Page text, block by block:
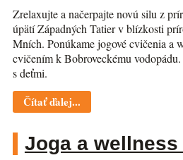
Zrelaxujte a načerpajte novú silu z
úpätí Západných Tatier v blízkosti
Mních. Ponúkame jogové cvičenia a
cvičením k Bobroveckému
s deťmi.
Čítať ďalej...
Joga a